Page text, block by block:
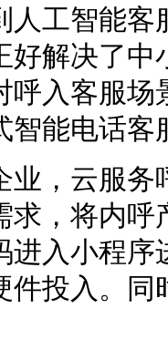
人工智能
好解决了
入客服场
智能电话客
业，云服
求，将内
进入小程
件投入。